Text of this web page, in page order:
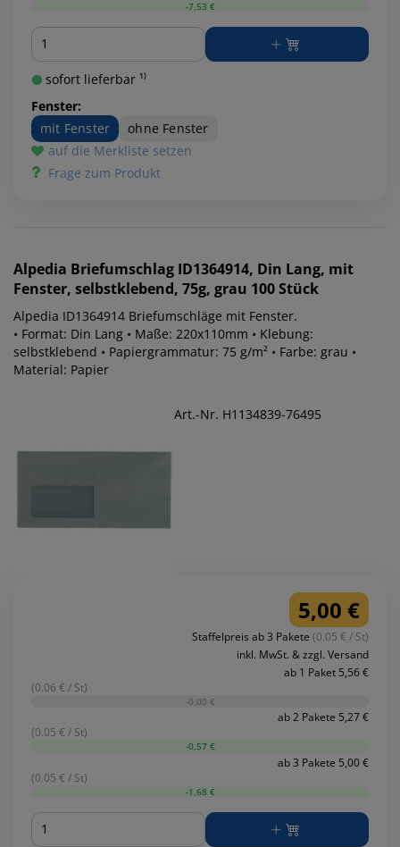
-7,53 €
Menge
sofort lieferbar ¹⁾
Fenster:
mit Fenster
ohne Fenster
auf die Merkliste setzen
Frage zum Produkt
Alpedia Briefumschlag ID1364914, Din Lang, mit
Fenster, selbstklebend, 75g, grau 100 Stück
Alpedia ID1364914 Briefumschläge mit Fenster.
• Format: Din Lang • Maße: 220x110mm • Klebung:
selbstklebend • Papiergrammatur: 75 g/m² • Farbe: grau •
Material: Papier
Art.-Nr. H1134839-76495
5,00 €
Staffelpreis ab 3 Pakete (0.05 € / St)
inkl. MwSt. & zzgl. Versand
ab 1 Paket 5,56 €
(0.06 € / St)
-0,00 €
ab 2 Pakete 5,27 €
(0.05 € / St)
-0,57 €
ab 3 Pakete 5,00 €
(0.05 € / St)
-1,68 €
Menge